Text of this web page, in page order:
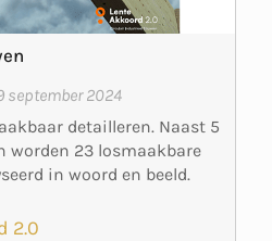
september 2024
detailleren. Naast 5
worden 23 losmaakbare
in woord en beeld.
2.0